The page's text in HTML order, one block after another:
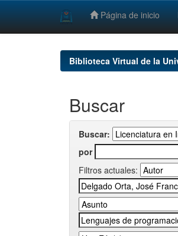
Página de inicio
Biblioteca Virtual de la
Buscar
Buscar:
por
Filtros actuales: